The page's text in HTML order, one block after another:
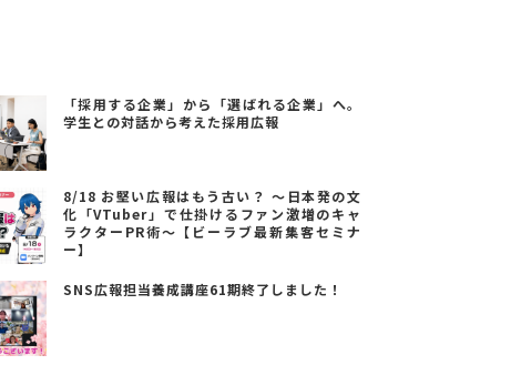
「採用する企業」から「選ばれる企業」へ。
学生との対話から考えた採用広報
8/18 お堅い広報はもう古い？ ～日本発の文
化「VTuber」で仕掛けるファン激増のキャ
ラクターPR術～【ビーラブ最新集客セミナ
ー】
SNS広報担当養成講座61期終了しました！